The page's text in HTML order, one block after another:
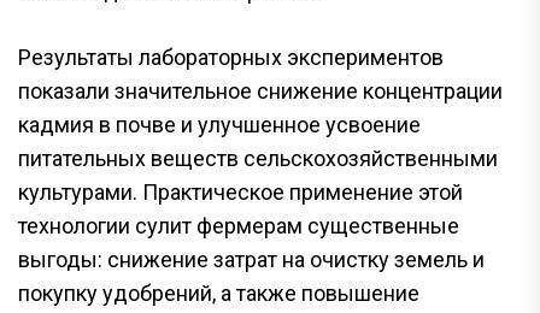
Результаты лабораторных экспериментов
показали значительное снижение концентрации
кадмия в почве и улучшенное усвоение
питательных веществ сельскохозяйственными
культурами. Практическое применение этой
технологии сулит фермерам существенные
выгоды: снижение затрат на очистку земель и
покупку удобрений, а также повышение